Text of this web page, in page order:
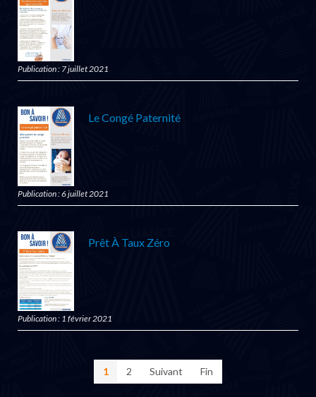
Publication : 7 juillet 2021
Le Congé Paternité
Publication : 6 juillet 2021
Prêt À Taux Zéro
Publication : 1 février 2021
1 2 Suivant Fin